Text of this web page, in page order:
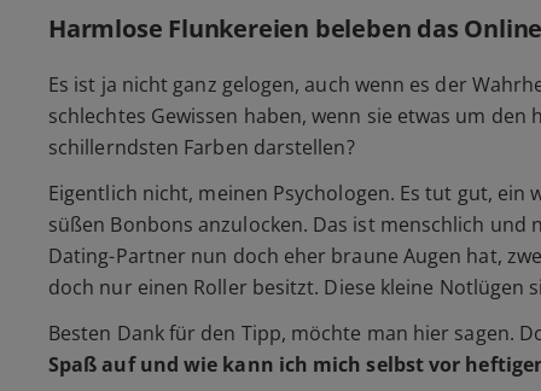
Harmlose Flunkereien beleben das
Es ist ja nicht ganz gelogen, auch wenn es der
schlechtes Gewissen haben, wenn sie etwas um
schillerndsten Farben darstellen?
Eigentlich nicht, meinen Psychologen. Es tut gut,
süßen Bonbons anzulocken. Das ist menschlich und
Dating-Partner nun doch eher braune Augen hat,
doch nur einen Roller besitzt. Diese kleine
Besten Dank für den Tipp, möchte man hier sagen.
Spaß auf und wie kann ich mich selbst vor